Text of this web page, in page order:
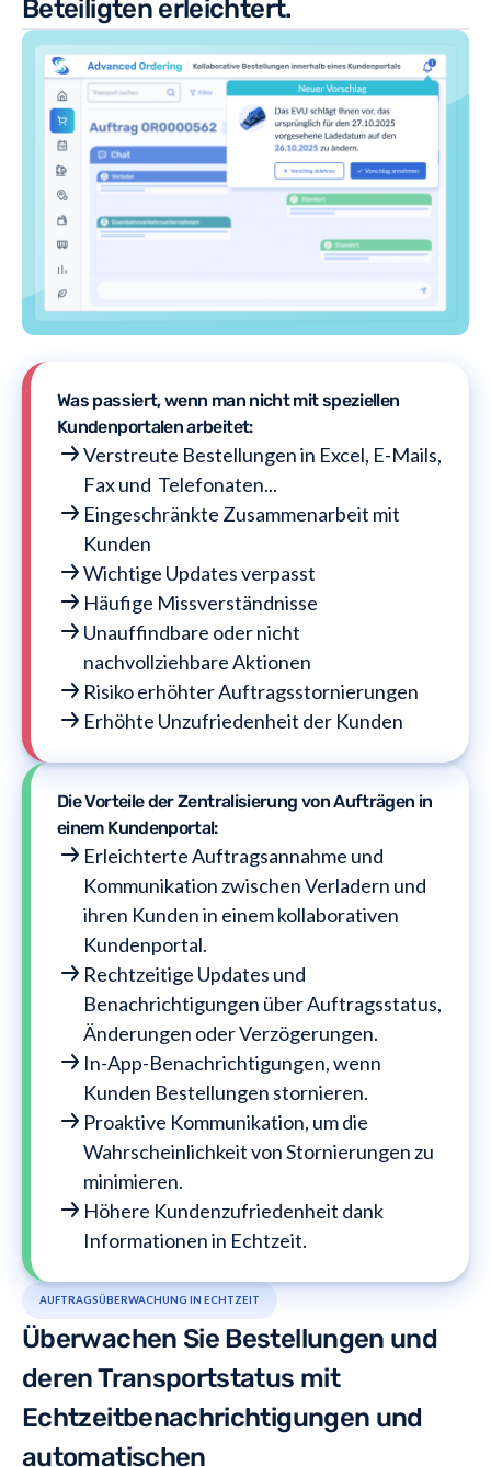
Beteiligten erleichtert.
Was passiert, wenn man nicht mit speziellen
Kundenportalen arbeitet:
Verstreute Bestellungen in Excel, E-Mails,
Fax und Telefonaten...
Eingeschränkte Zusammenarbeit mit
Kunden
Wichtige Updates verpasst
Häufige Missverständnisse
Unauffindbare oder nicht
nachvollziehbare Aktionen
Risiko erhöhter Auftragsstornierungen
Erhöhte Unzufriedenheit der Kunden
Die Vorteile der Zentralisierung von Aufträgen in
einem Kundenportal:
Erleichterte Auftragsannahme und
Kommunikation zwischen Verladern und
ihren Kunden in einem kollaborativen
Kundenportal.
Rechtzeitige Updates und
Benachrichtigungen über Auftragsstatus,
Änderungen oder Verzögerungen.
In-App-Benachrichtigungen, wenn
Kunden Bestellungen stornieren.
Proaktive Kommunikation, um die
Wahrscheinlichkeit von Stornierungen zu
minimieren.
Höhere Kundenzufriedenheit dank
Informationen in Echtzeit.
AUFTRAGSÜBERWACHUNG IN ECHTZEIT
Überwachen Sie Bestellungen und
deren Transportstatus mit
Echtzeitbenachrichtigungen und
automatischen